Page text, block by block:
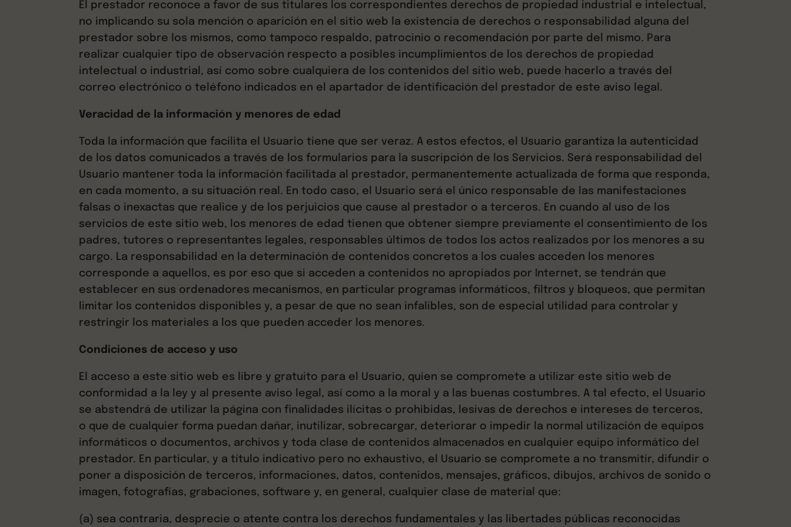
El prestador reconoce a favor de sus titulares los correspondientes derechos de propiedad industrial e intelectual,
no implicando su sola mención o aparición en el sitio web la existencia de derechos o responsabilidad alguna del
prestador sobre los mismos, como tampoco respaldo, patrocinio o recomendación por parte del mismo. Para
realizar cualquier tipo de observación respecto a posibles incumplimientos de los derechos de propiedad
intelectual o industrial, así como sobre cualquiera de los contenidos del sitio web, puede hacerlo a través del
correo electrónico o teléfono indicados en el apartador de identificación del prestador de este aviso legal.
Veracidad de la información y menores de edad
Toda la información que facilita el Usuario tiene que ser veraz. A estos efectos, el Usuario garantiza la autenticidad
de los datos comunicados a través de los formularios para la suscripción de los Servicios. Será responsabilidad del
Usuario mantener toda la información facilitada al prestador, permanentemente actualizada de forma que responda,
en cada momento, a su situación real. En todo caso, el Usuario será el único responsable de las manifestaciones
falsas o inexactas que realice y de los perjuicios que cause al prestador o a terceros. En cuando al uso de los
servicios de este sitio web, los menores de edad tienen que obtener siempre previamente el consentimiento de los
padres, tutores o representantes legales, responsables últimos de todos los actos realizados por los menores a su
cargo. La responsabilidad en la determinación de contenidos concretos a los cuales acceden los menores
corresponde a aquellos, es por eso que si acceden a contenidos no apropiados por Internet, se tendrán que
establecer en sus ordenadores mecanismos, en particular programas informáticos, filtros y bloqueos, que permitan
limitar los contenidos disponibles y, a pesar de que no sean infalibles, son de especial utilidad para controlar y
restringir los materiales a los que pueden acceder los menores.
Condiciones de acceso y uso
El acceso a este sitio web es libre y gratuito para el Usuario, quien se compromete a utilizar este sitio web de
conformidad a la ley y al presente aviso legal, así como a la moral y a las buenas costumbres. A tal efecto, el Usuario
se abstendrá de utilizar la página con finalidades ilícitas o prohibidas, lesivas de derechos e intereses de terceros,
o que de cualquier forma puedan dañar, inutilizar, sobrecargar, deteriorar o impedir la normal utilización de equipos
informáticos o documentos, archivos y toda clase de contenidos almacenados en cualquier equipo informático del
prestador. En particular, y a título indicativo pero no exhaustivo, el Usuario se compromete a no transmitir, difundir o
poner a disposición de terceros, informaciones, datos, contenidos, mensajes, gráficos, dibujos, archivos de sonido o
imagen, fotografías, grabaciones, software y, en general, cualquier clase de material que:
(a) sea contraria, desprecie o atente contra los derechos fundamentales y las libertades públicas reconocidas